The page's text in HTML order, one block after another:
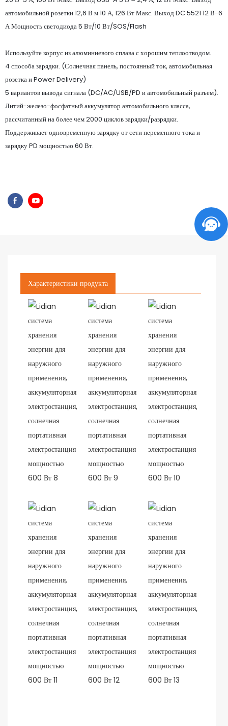
автомобильной розетки 12,6 В·м 10 А, 126 Вт Макс. Выход DC 5521 12 В-6
А Мощность светодиода 5 Вт/10 Вт/SOS/Flash
Используйте корпус из алюминиевого сплава с хорошим теплоотводом.
4 способа зарядки. (Солнечная панель, постоянный ток, автомобильная
розетка и Power Delivery)
5 вариантов вывода сигнала (DC/AC/USB/PD и автомобильный разъем).
Литий-железо-фосфатный аккумулятор автомобильного класса,
рассчитанный на более чем 2000 циклов зарядки/разрядки.
Поддерживает одновременную зарядку от сети переменного тока и
зарядку PD мощностью 60 Вт.
Характеристики продукта